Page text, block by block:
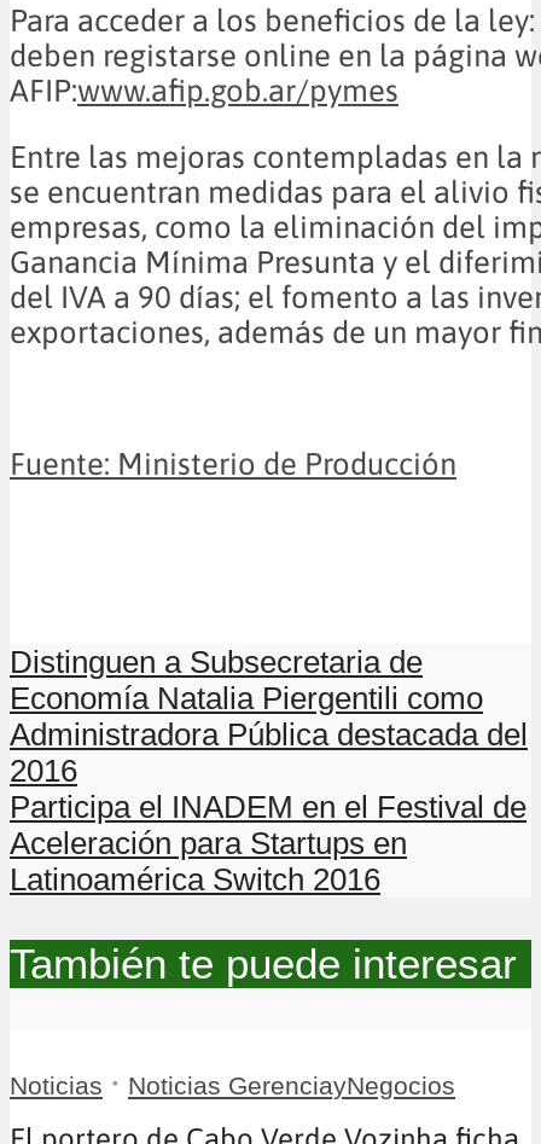
Para acceder a los beneficios de la ley:
deben registarse online en la página
AFIP:www.afip.gob.ar/pymes
Entre las mejoras contempladas en la
se encuentran medidas para el alivio
empresas, como la eliminación del
Ganancia Mínima Presunta y el
del IVA a 90 días; el fomento a las
exportaciones, además de un mayor
Fuente: Ministerio de Producción
Distinguen a Subsecretaria de
Economía Natalia Piergentili como
Administradora Pública destacada del
2016
Participa el INADEM en el Festival de
Aceleración para Startups en
Latinoamérica Switch 2016
También te puede interesar
Noticias • Noticias GerenciayNegocios